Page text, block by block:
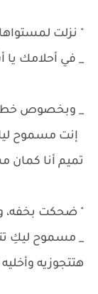
" نزلت
_ في أحلامك
_ وبخصوص
إنت مسموح
تميم أنا كمان
" ضحكت بخفه،
_ مسموح ليكِ
هتتجوزيه